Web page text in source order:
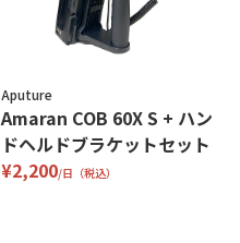
Aputure
Amaran COB 60X S + ハン
ドヘルドブラケットセット
¥2,200/日（税込）